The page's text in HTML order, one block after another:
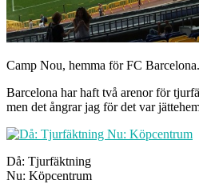
Camp Nou, hemma för FC Barcelona.
Barcelona har haft två arenor för
men det ångrar jag för det var
Då: Tjurfäktning
Nu: Köpcentrum